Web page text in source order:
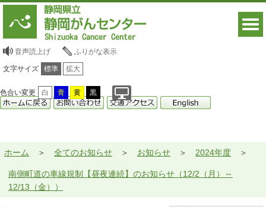
音声読上げ ふりがな表示
文字サイズ 標準 拡大
色合い変更 白 青 黄 黒
ホーム 全てのお知らせ お知らせ 2024年度
南側町道の車線規制【昼夜連続】のお知らせ（12/2（月）～
12/13（金））